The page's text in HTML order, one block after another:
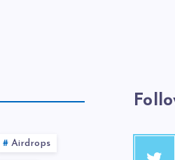
Airdrops